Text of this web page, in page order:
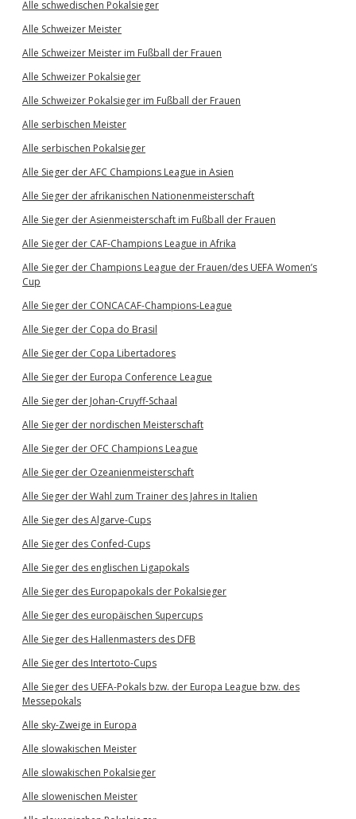
Alle schwedischen Pokalsieger
Alle Schweizer Meister
Alle Schweizer Meister im Fußball der Frauen
Alle Schweizer Pokalsieger
Alle Schweizer Pokalsieger im Fußball der Frauen
Alle serbischen Meister
Alle serbischen Pokalsieger
Alle Sieger der AFC Champions League in Asien
Alle Sieger der afrikanischen Nationenmeisterschaft
Alle Sieger der Asienmeisterschaft im Fußball der Frauen
Alle Sieger der CAF-Champions League in Afrika
Alle Sieger der Champions League der Frauen/des UEFA Women’s
Cup
Alle Sieger der CONCACAF-Champions-League
Alle Sieger der Copa do Brasil
Alle Sieger der Copa Libertadores
Alle Sieger der Europa Conference League
Alle Sieger der Johan-Cruyff-Schaal
Alle Sieger der nordischen Meisterschaft
Alle Sieger der OFC Champions League
Alle Sieger der Ozeanienmeisterschaft
Alle Sieger der Wahl zum Trainer des Jahres in Italien
Alle Sieger des Algarve-Cups
Alle Sieger des Confed-Cups
Alle Sieger des englischen Ligapokals
Alle Sieger des Europapokals der Pokalsieger
Alle Sieger des europäischen Supercups
Alle Sieger des Hallenmasters des DFB
Alle Sieger des Intertoto-Cups
Alle Sieger des UEFA-Pokals bzw. der Europa League bzw. des
Messepokals
Alle sky-Zweige in Europa
Alle slowakischen Meister
Alle slowakischen Pokalsieger
Alle slowenischen Meister